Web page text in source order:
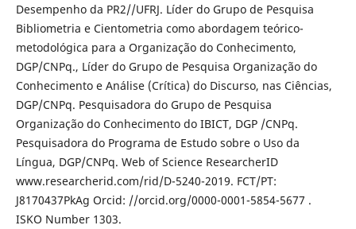
Desempenho da PR2//UFRJ. Líder do Grupo de Pesquisa
Bibliometria e Cientometria como abordagem teórico-
metodológica para a Organização do Conhecimento,
DGP/CNPq., Líder do Grupo de Pesquisa Organização do
Conhecimento e Análise (Crítica) do Discurso, nas Ciências,
DGP/CNPq. Pesquisadora do Grupo de Pesquisa
Organização do Conhecimento do IBICT, DGP /CNPq.
Pesquisadora do Programa de Estudo sobre o Uso da
Língua, DGP/CNPq. Web of Science ResearcherID
www.researcherid.com/rid/D-5240-2019. FCT/PT:
J8170437PkAg Orcid: //orcid.org/0000-0001-5854-5677 .
ISKO Number 1303.